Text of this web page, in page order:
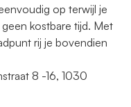
op terwijl je
kostbare tijd. Met
rij je bovendien
8 -16, 1030